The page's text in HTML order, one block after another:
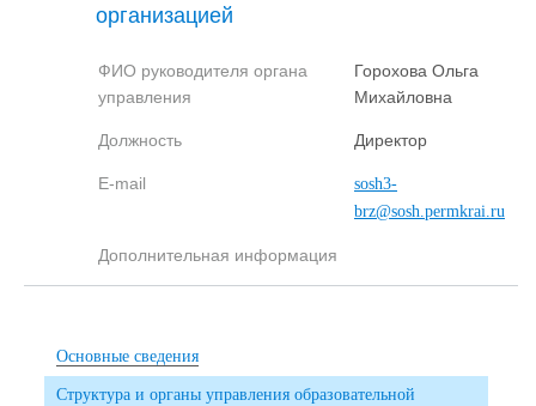
организацией
ФИО руководителя органа
управления
Горохова Ольга
Михайловна
Должность Директор
E-mail
sosh3-
brz@sosh.permkrai.ru
Дополнительная информация
Основные сведения
Структура и органы управления образовательной